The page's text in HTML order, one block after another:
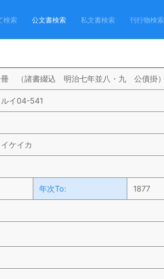
検索 公文書検索 私文書検索 刊行物検索
（諸書綴込 明治七年並八・九 公債掛）
ルイ04-541
ケイカ
年次To: 1877